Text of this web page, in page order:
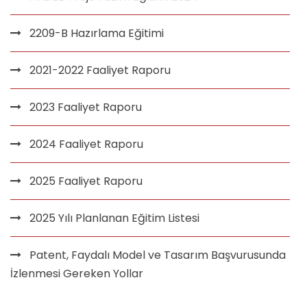
2209-B Hazırlama Eğitimi
2021-2022 Faaliyet Raporu
2023 Faaliyet Raporu
2024 Faaliyet Raporu
2025 Faaliyet Raporu
2025 Yılı Planlanan Eğitim Listesi
Patent, Faydalı Model ve Tasarım Başvurusunda
İzlenmesi Gereken Yollar